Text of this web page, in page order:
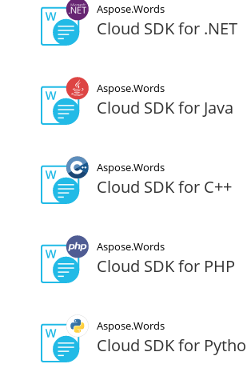
Aspose.Words
Cloud SDK for .NET
Aspose.Words
Cloud SDK for Java
Aspose.Words
Cloud SDK for C++
Aspose.Words
Cloud SDK for PHP
Aspose.Words
Cloud SDK for